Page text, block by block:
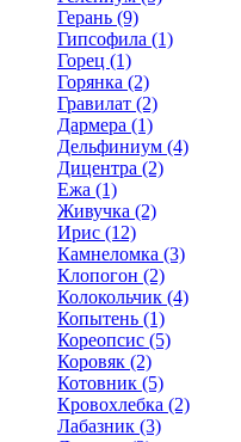
Герань (9)
Гипсофила (1)
Горец (1)
Горянка (2)
Гравилат (2)
Дармера (1)
Дельфиниум (4)
Дицентра (2)
Ежа (1)
Живучка (2)
Ирис (12)
Камнеломка (3)
Клопогон (2)
Колокольчик (4)
Копытень (1)
Кореопсис (5)
Коровяк (2)
Котовник (5)
Кровохлебка (2)
Лабазник (3)